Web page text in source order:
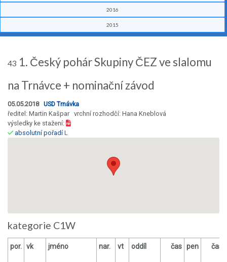
2016
2015
43 1. Český pohár Skupiny ČEZ ve slalomu
na Trnávce + nominační závod
05.05.2018 USD Trnávka
ředitel: Martin Kašpar vrchní rozhodčí: Hana Kneblová
výsledky ke stažení:
absolutní pořadíL
kategorie C1W
por. vk jméno nar. vt oddíl čas pen čas